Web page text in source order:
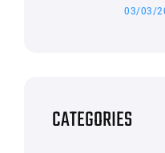
03/03/
CATEGORIES